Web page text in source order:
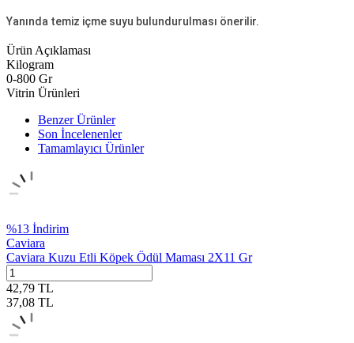
Yanında temiz içme suyu bulundurulması önerilir.
Ürün Açıklaması
Kilogram
0-800 Gr
Vitrin Ürünleri
Benzer Ürünler
Son İncelenenler
Tamamlayıcı Ürünler
%13 İndirim
Caviara
Caviara Kuzu Etli Köpek Ödül Maması 2X11 Gr
42,79 TL
37,08 TL